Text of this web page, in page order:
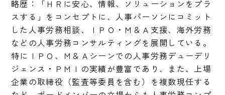
略歴：「ＨＲに安心、情報、ソリューションをプラ
スする」をコンセプトに、人事パーソンにコミット
した人事労務相談、ＩＰＯ・Ｍ＆Ａ支援、海外労務
などの人事労務コンサルティングを展開している。
特にＩＰＯ、Ｍ＆Ａシーンでの人事労務デューデリ
ジェンス・ＰＭＩの実績が豊富であり、また、上場
企業の取締役（監査等委員を含む）を複数現任する